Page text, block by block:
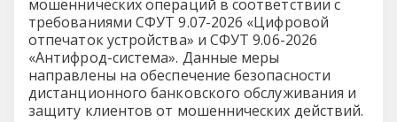
мошеннических операций в соответствии с
требованиями СФУТ 9.07-2026 «Цифровой
отпечаток устройства» и СФУТ 9.06-2026
«Антифрод-система». Данные меры
направлены на обеспечение безопасности
дистанционного банковского обслуживания и
защиту клиентов от мошеннических действий.